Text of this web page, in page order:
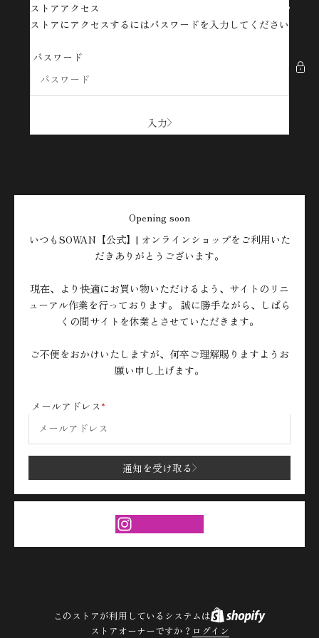
コンテンツへスキップ
SOWAN【公式】| オンラインショップ
ストアアクセス
ストアにアクセスするにはパスワードを入力してください
パスワード
入力
Opening soon
いつもSOWAN【公式】| オンラインショップをご利用いた
だきありがとうございます。
現在、より快適にお買い物いただけるよう、サイトのリニ
ューアル作業を行っております。 誠に勝手ながら、しばら
くの間サイトを休業とさせていただきます。
ご不便をおかけいたしますが、何卒ご理解賜りますようお
願い申し上げます。
メールアドレス
通知を受け取る
このストアが利用しているシステムは
ストアオーナーですか？ ログイン